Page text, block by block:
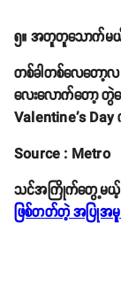
၅။ အတူတူသောက်မ
တစ်ခါတစ်လေတော့
လေးလောက်တော့ တွဲ
Valentine's Day
Source : Metro
သင်အကြိုက်တွေ့မယ့်ဆ
ဖြစ်တတ်တဲ့ အပြုအမူ